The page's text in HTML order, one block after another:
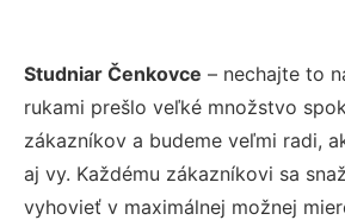
Studniar Čenkovce – nechajte to
rukami prešlo veľké množstvo
zákazníkov a budeme veľmi radi,
aj vy. Každému zákazníkovi sa
vyhovieť v maximálnej možnej